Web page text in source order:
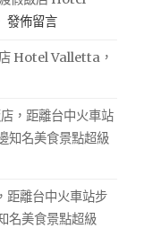
發佈留言
Hotel Valletta，
，距離台中火車站
知名美食景點超級
距離台中火車站步
名美食景點超級